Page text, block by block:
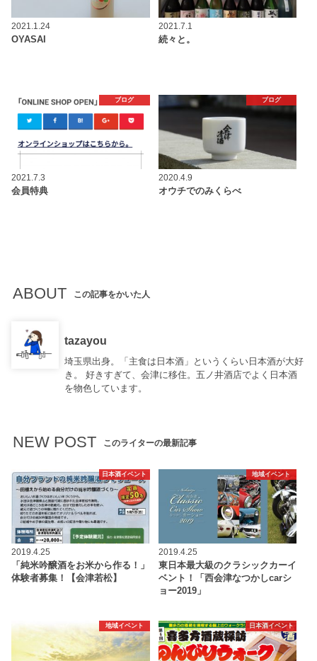
2021.1.24
OYASAI
2021.7.1
続々と。
ブログ
2021.7.3
会員特典
ブログ
2020.4.9
オウチでのみくらべ
ABOUT この記事をかいた人
tazayou
埼玉県出身。「主食は日本酒」というくらい日本酒が大好
き。 好きすぎて、会津に移住。五ノ井酒店でよく日本酒
を物色しています。
NEW POST このライターの最新記事
日本酒イベント
2019.4.25
「純米吟醸酒をお米から作る！」
体験者募集！【会津若松】
地域イベント
2019.4.25
東日本最大級のクラシックカーイ
ベント！「西会津なつかしcarシ
ョー2019」
地域イベント 日本酒イベント